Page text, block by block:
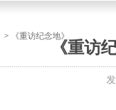
> 《重访纪念地》
《重访